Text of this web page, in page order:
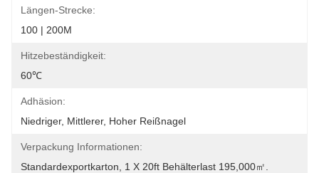
Längen-Strecke:
100 | 200M
Hitzebeständigkeit:
60℃
Adhäsion:
Niedriger, Mittlerer, Hoher Reißnagel
Verpackung Informationen:
Standardexportkarton, 1 X 20ft Behälterlast 195,000㎡.